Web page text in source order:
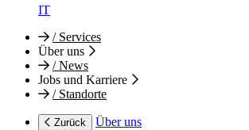
IT
/Services
Über uns
/News
Jobs und Karriere
/Standorte
Zurück
Über uns